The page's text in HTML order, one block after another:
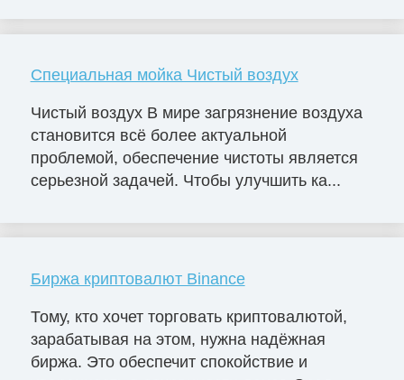
Специальная мойка Чистый воздух
Чистый воздух В мире загрязнение воздуха
становится всё более актуальной
проблемой, обеспечение чистоты является
серьезной задачей. Чтобы улучшить ка...
Биржа криптовалют Binance
Тому, кто хочет торговать криптовалютой,
зарабатывая на этом, нужна надёжная
биржа. Это обеспечит спокойствие и